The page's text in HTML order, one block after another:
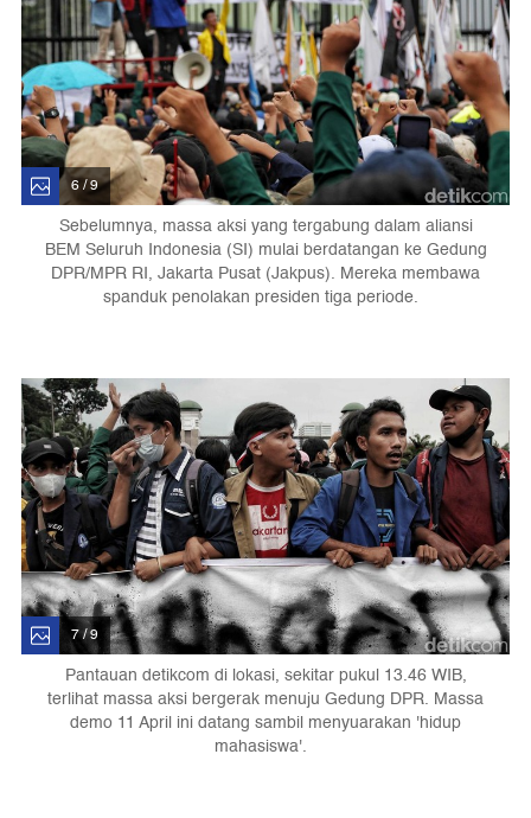
6 / 9
Sebelumnya, massa aksi yang tergabung dalam aliansi
BEM Seluruh Indonesia (SI) mulai berdatangan ke Gedung
DPR/MPR RI, Jakarta Pusat (Jakpus). Mereka membawa
spanduk penolakan presiden tiga periode.
7 / 9
Pantauan detikcom di lokasi, sekitar pukul 13.46 WIB,
terlihat massa aksi bergerak menuju Gedung DPR. Massa
demo 11 April ini datang sambil menyuarakan 'hidup
mahasiswa'.